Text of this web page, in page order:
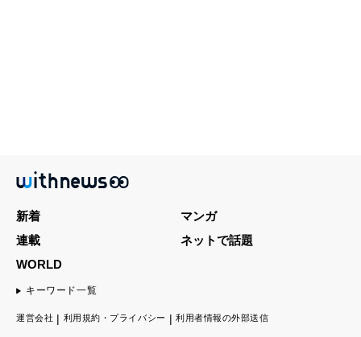
新着
マンガ
連載
ネットで話題
WORLD
キーワード一覧
運営会社 利用規約・プライバシー 利用者情報の外部送信